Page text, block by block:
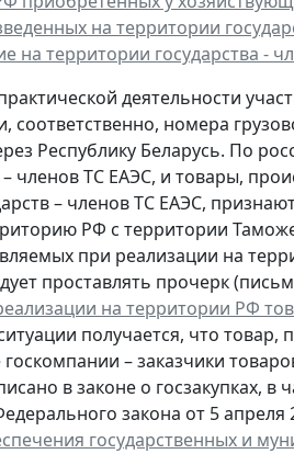
на территории
территории государства -
деятельности
соответственно, номера
Республику Беларусь. По
членов ТС ЕАЭС, и товары,
– членов ТС ЕАЭС,
РФ с территории
при реализации на
проставлять прочерк
на территории РФ
получается, что товар,
– заказчики
в законе о госзакупках, в
закона от 5
государственных и